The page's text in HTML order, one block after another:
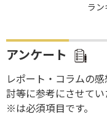
ラン
アンケート
レポート・コラムの
討等に参考にさせてい
※は必須項目です。